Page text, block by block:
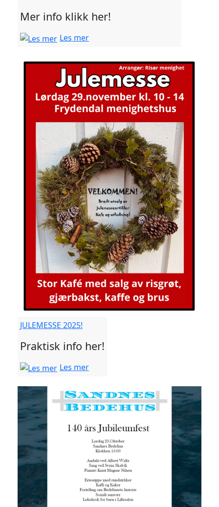
Mer info klikk her!
Les mer
JULEMESSE 2025!
Praktisk info her!
Les mer